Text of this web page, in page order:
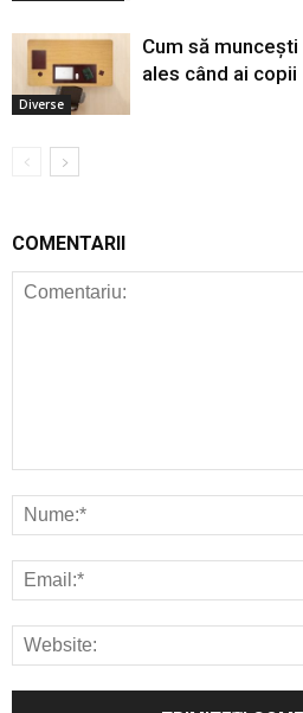
Diverse
Cum să
ales când ai copii
COMENTARII